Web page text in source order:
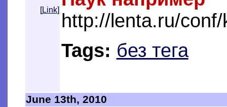
[Link]
http://lenta.ru/
Tags: без тега
June 13th, 2010